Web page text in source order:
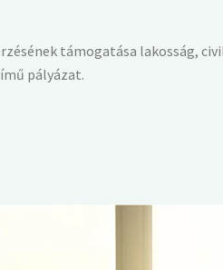
támogatása lakosság,
pályázat.